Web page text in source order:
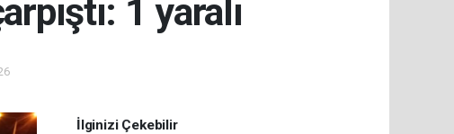
1 yaralı
İlginizi Çekebilir